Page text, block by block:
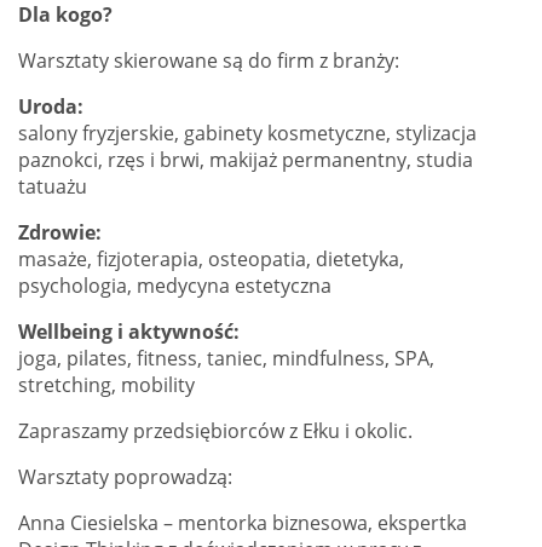
Dla kogo?
Warsztaty skierowane są do firm z branży:
Uroda:
salony fryzjerskie, gabinety kosmetyczne, stylizacja
paznokci, rzęs i brwi, makijaż permanentny, studia
tatuażu
Zdrowie:
masaże, fizjoterapia, osteopatia, dietetyka,
psychologia, medycyna estetyczna
Wellbeing i aktywność:
joga, pilates, fitness, taniec, mindfulness, SPA,
stretching, mobility
Zapraszamy przedsiębiorców z Ełku i okolic.
Warsztaty poprowadzą:
Anna Ciesielska – mentorka biznesowa, ekspertka